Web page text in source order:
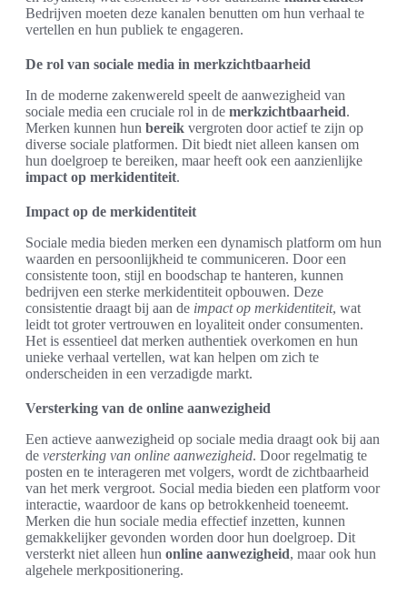
Bedrijven moeten deze kanalen benutten om hun verhaal te
vertellen en hun publiek te engageren.
De rol van sociale media in merkzichtbaarheid
In de moderne zakenwereld speelt de aanwezigheid van
sociale media een cruciale rol in de merkzichtbaarheid.
Merken kunnen hun bereik vergroten door actief te zijn op
diverse sociale platformen. Dit biedt niet alleen kansen om
hun doelgroep te bereiken, maar heeft ook een aanzienlijke
impact op merkidentiteit.
Impact op de merkidentiteit
Sociale media bieden merken een dynamisch platform om hun
waarden en persoonlijkheid te communiceren. Door een
consistente toon, stijl en boodschap te hanteren, kunnen
bedrijven een sterke merkidentiteit opbouwen. Deze
consistentie draagt bij aan de impact op merkidentiteit, wat
leidt tot groter vertrouwen en loyaliteit onder consumenten.
Het is essentieel dat merken authentiek overkomen en hun
unieke verhaal vertellen, wat kan helpen om zich te
onderscheiden in een verzadigde markt.
Versterking van de online aanwezigheid
Een actieve aanwezigheid op sociale media draagt ook bij aan
de versterking van online aanwezigheid. Door regelmatig te
posten en te interageren met volgers, wordt de zichtbaarheid
van het merk vergroot. Social media bieden een platform voor
interactie, waardoor de kans op betrokkenheid toeneemt.
Merken die hun sociale media effectief inzetten, kunnen
gemakkelijker gevonden worden door hun doelgroep. Dit
versterkt niet alleen hun online aanwezigheid, maar ook hun
algehele merkpositionering.